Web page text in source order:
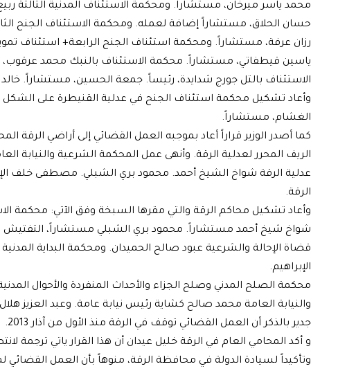
محمد ياسر ميرخان، مستشاراً. ومحكمة الاستئناف المدنية الثالثة
حسان الحلاق، مستشاراً إضافة لعمله. ومحكمة الاستئناف الجنح
رزان عرفة، مستشاراً. ومحكمة استئناف الجنح الرابعة+ استئناف
ياسين قيطفاتي، مستشاراً. محكمة الاستئناف بالنبك محمد
الاستئناف بالتل جورج شدايدة، رئيساً. جمعة الحسين، مستشاراً.
وأعاد تشكيل محكمة استئناف الجنح في عدلية القنيطرة على
الغشام، مستشاراً.
كما أصدر الوزير قراراً أعاد بموجبه العمل القضائي إلى أراضي
الريف المحرر لعدلية الرقة. وأنهى عمل المحكمة الشرعية والنيابة
عدلية الرقة شواخ الشيخ أحمد. محمود بري الشبلي. مصطفى خلف
الرقة.
وأعاد تشكيل محاكم الرقة والتي مقرها السبخة وفق الآتي: محكمة
شواخ شيخ أحمد مستشاراً. محمود بري الشبلي مستشاراً، التفتيش
قضاة الإحالة والشرعية عبود صالح الحميدان. ومحكمة البداية
الإبراهيم.
محكمة الصلح المدني وصلح الجزاء والأحداث المنفردة والأحوال
والنيابة العامة محمد صالح كشاية رئيس نيابة عامة. وعبد العزيز
جدير بالذكر أن العمل القضائي توقف في الرقة منذ الأول من آذار 2013.
و أكد المحامي العام في الرقة خليل عيدان أن هذا القرار ياتي ترجمة
وتأكيداً لسيادة الدولة في محافظة الرقة، منوهاً بأن العمل